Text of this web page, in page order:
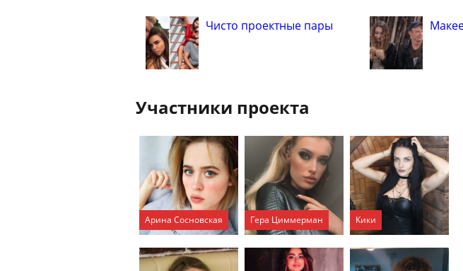
Чисто проектные пары
Участники проекта
Арина Сосновская Гера Циммерман Кики